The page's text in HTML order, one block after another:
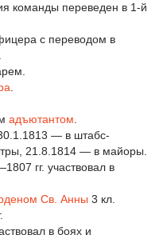
команды переведен в 1-й
с переводом в
адъютантом
— в штабс-
21.8.1814 — в майоры.
гг. участвовал в
Св. Анны 3 кл.
в боях и